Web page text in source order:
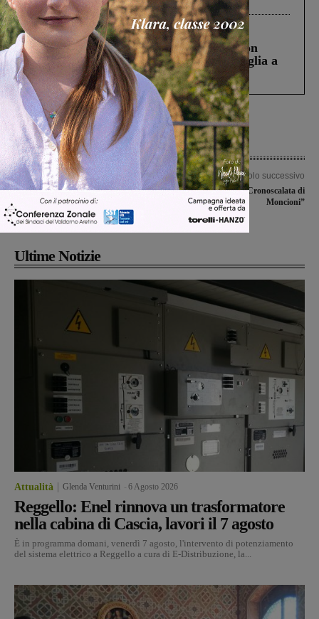
Cronaca 3 Agosto 2026
Scomparso da una struttura di Castiglion
Fiorentino l’uomo che aveva ucciso la figlia a
Levane nel 2020
Articolo precedente
Castelfranco Piandisco’, approvato il
rendiconto 2024. In atto le
manutenzioni sul territorio
Articolo successivo
Domenica la prima “Cronoscalata di
Moncioni”
Ultime Notizie
Attualità Glenda Venturini 6 Agosto 2026
Reggello: Enel rinnova un trasformatore
nella cabina di Cascia, lavori il 7 agosto
È in programma domani, venerdì 7 agosto, l'intervento di potenziamento
del sistema elettrico a Reggello a cura di E-Distribuzione, la...